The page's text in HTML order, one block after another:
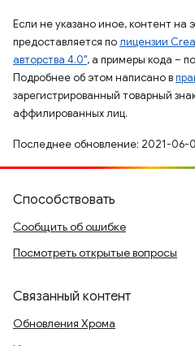
Если не указано иное, контент на
предоставляется полицензии
авторства 4.0", а примеры кода – по
Подробнее об этом написано в
зарегистрированный товарный
аффилированных лиц.
Последнее обновление: 2021-06-
Способствовать
Сообщить об ошибке
Посмотреть открытые вопросы
Связанный контент
Обновления Хрома